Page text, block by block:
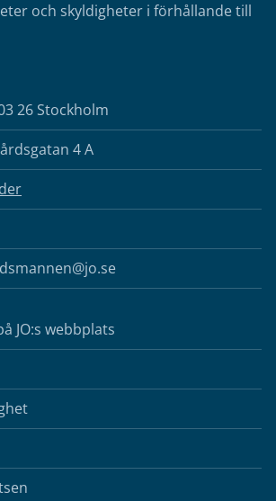
och skyldigheter i förhållande till
26 Stockholm
4 A
JO:s webbplats